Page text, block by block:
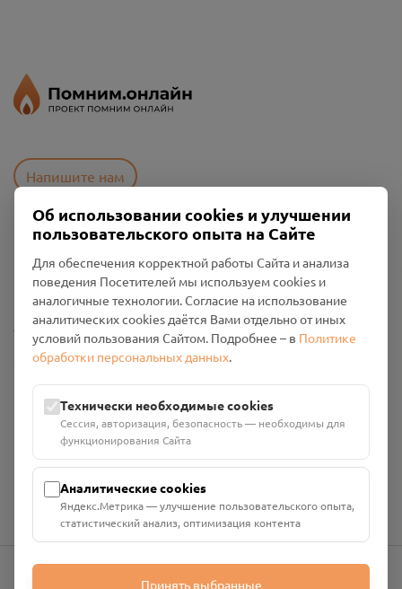
Напишите нам
Политика конфиденциальности
Промо-материалы
Настройки cookies
Общество с ограниченной ответственностью «Смоленский
Проект Помним»
ИНН: 6700029207 ОГРН: 1256700001986
Юридический адрес: 216790, Смоленская область, р-н
Руднянский, г. Рудня, улица Западная, д. 26А, пом. 18
Номер счёта: 40702810901130004287 в АО "АЛЬФА-БАНК"
Об использовании cookies и улучшении
пользовательского опыта на Сайте
Для обеспечения корректной работы Сайта и анализа
поведения Посетителей мы используем cookies и
аналогичные технологии. Согласие на использование
аналитических cookies даётся Вами отдельно от иных
условий пользования Сайтом. Подробнее – в Политике
обработки персональных данных.
Технически необходимые cookies
Сессия, авторизация, безопасность — необходимы для
функционирования Сайта
Аналитические cookies
Яндекс.Метрика — улучшение пользовательского опыта,
статистический анализ, оптимизация контента
Принять выбранные